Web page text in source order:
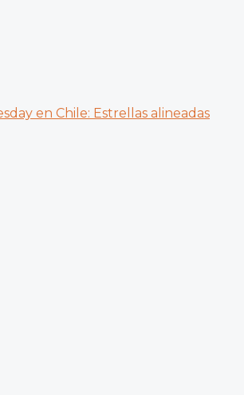
en Chile: Estrellas alineadas